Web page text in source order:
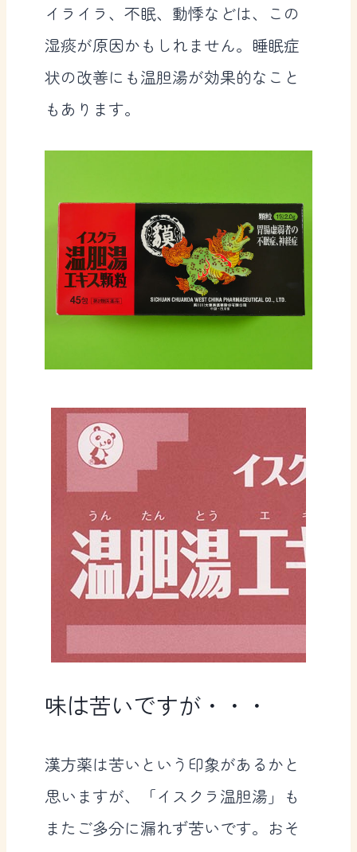
イライラ、不眠、動悸などは、この
湿痰が原因かもしれません。睡眠症
状の改善にも温胆湯が効果的なこと
もあります。
味は苦いですが・・・
漢方薬は苦いという印象があるかと
思いますが、「イスクラ温胆湯」も
またご多分に漏れず苦いです。おそ